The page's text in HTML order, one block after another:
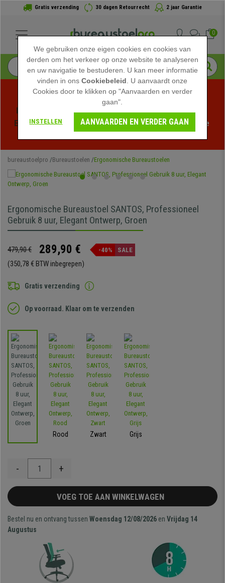
Gratis verzending 30 dagen Retourrecht 2 jaar Garantie
0
Profiteer van de Zomeruitverkoop bij bureaustoelpro!
Exclusieve kortingen voor een beperkte tijd - Bekijk de
bureaustoelpro Bureaustoelen Ergonomische Bureaustoelen
Ergonomische Bureaustoel SANTOS, Professioneel
Gebruik 8 uur, Elegant Ontwerp, Groen
479,90 € 289,90 € -40% SALE
(350,78 € BTW inbegrepen)
Gratis verzending
Op voorraad. Klaar om te verzenden
Rood Zwart Grijs
- +
VOEG TOE AAN WINKELWAGEN
Bestel nu en ontvang tussen Woensdag 12/08/2026 en Vrijdag 14
Augustus
We gebruiken onze eigen cookies en cookies van
derden om het verkeer op onze website te analyseren
en uw navigatie te bestuderen. U kan meer informatie
vinden in onsCookiebeleid . U aanvaardt onze
Cookies door te klikken op "Aanvaarden en verder
gaan".
INSTELLEN AANVAARDEN EN VERDER GAAN